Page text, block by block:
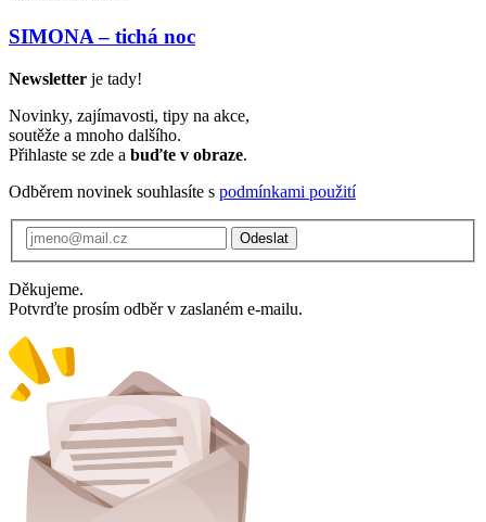
SIMONA – tichá noc
Newsletter je tady!
Novinky, zajímavosti, tipy na akce,
soutěže a mnoho dalšího.
Přihlaste se zde a buďte v obraze.
Odběrem novinek souhlasíte s podmínkami použití
Odeslat
Děkujeme.
Potvrďte prosím odběr v zaslaném e-mailu.